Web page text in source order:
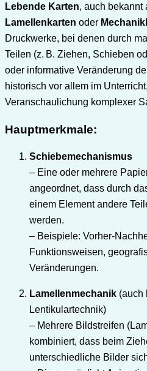
Lebende Karten, auch bekannt
Lamellenkarten oder
Druckwerke, bei denen durch
Teilen (z. B. Ziehen, Schieben
oder informative Veränderung
historisch vor allem im
Veranschaulichung komplexer
Hauptmerkmale:
Schiebemechanismus
– Eine oder mehrere
angeordnet, dass durch
einem Element andere
werden.
– Beispiele: Vorher-
Funktionsweisen,
Veränderungen.
Lamellenmechanik (auch
Lentikulartechnik)
– Mehrere Bildstreifen
kombiniert, dass beim
unterschiedliche Bilder